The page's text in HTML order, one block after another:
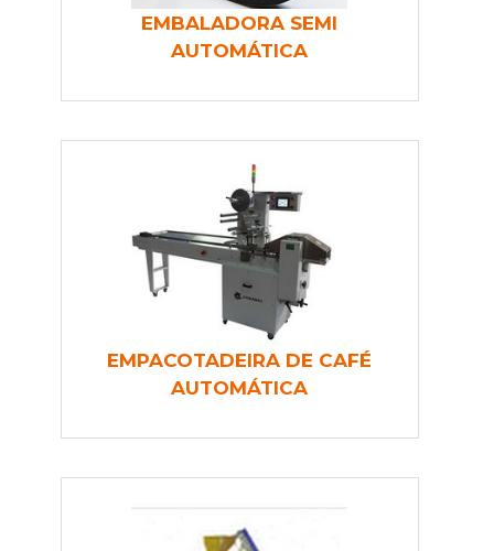
EMBALADORA SEMI
AUTOMÁTICA
EMPACOTADEIRA DE CAFÉ
AUTOMÁTICA